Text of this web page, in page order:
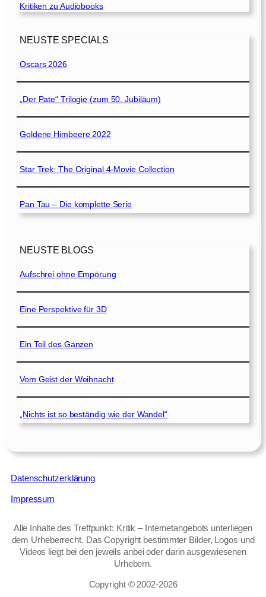
Kritiken zu Audiobooks
NEUSTE SPECIALS
Oscars 2026
„Der Pate“ Trilogie (zum 50. Jubiläum)
Goldene Himbeere 2022
Star Trek: The Original 4-Movie Collection
Pan Tau – Die komplette Serie
NEUSTE BLOGS
Aufschrei ohne Empörung
Eine Perspektive für 3D
Ein Teil des Ganzen
Vom Geist der Weihnacht
„Nichts ist so beständig wie der Wandel“
Datenschutzerklärung
Impressum
Alle Inhalte des Treffpunkt: Kritik – Internetangebots unterliegen
dem Urheberrecht. Das Copyright bestimmter Bilder, Logos und
Videos liegt bei den jeweils anbei oder darin ausgewiesenen
Urhebern.
Copyright © 2002‑2026